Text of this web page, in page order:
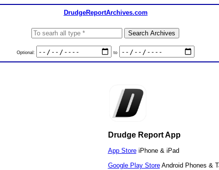
DrudgeReportArchives.com
Optional: to
Drudge Report App
App StoreiPhone & iPad
Google Play StoreAndroid Phones &